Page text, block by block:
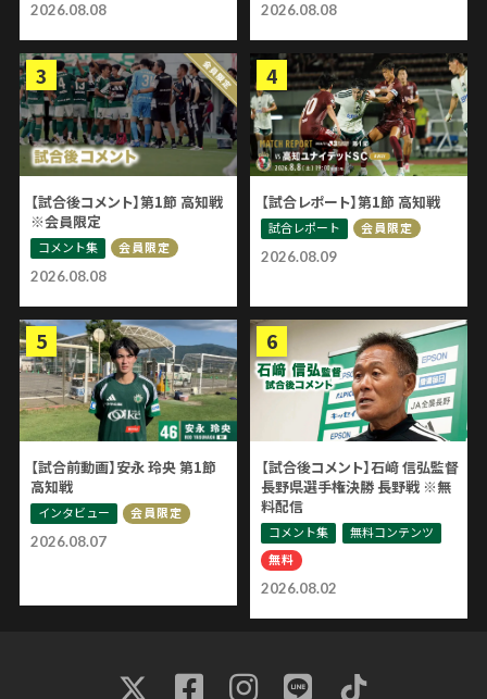
2026.08.08
2026.08.08
2026.08.08
【試合後コメント】第1節 高知戦
※会員限定
コメント集 会員限定
2026.08.09
【試合レポート】第1節 高知戦
試合レポート 会員限定
2026.08.07
【試合前動画】安永 玲央 第1節
高知戦
インタビュー 会員限定
2026.08.02
【試合後コメント】石﨑 信弘監督
長野県選手権決勝 長野戦 ※無
料配信
コメント集
無料コンテンツ
無料